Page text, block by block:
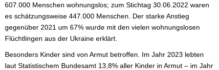
607.000 Menschen wohnungslos; zum Stichtag 30.06.2022 waren
es schätzungsweise 447.000 Menschen. Der starke Anstieg
gegenüber 2021 um 67% wurde mit den vielen wohnungslosen
Flüchtlingen aus der Ukraine erklärt.
Besonders Kinder sind von Armut betroffen. Im Jahr 2023 lebten
laut Statistischem Bundesamt 13,8% aller Kinder in Armut – im Jahr